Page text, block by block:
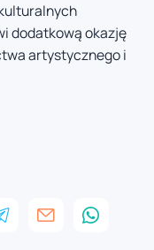
dodatkową okazję
artystycznego i